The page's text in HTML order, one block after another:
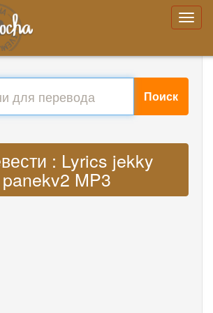
Поиск
: Lyrics jekky
panekv2 MP3